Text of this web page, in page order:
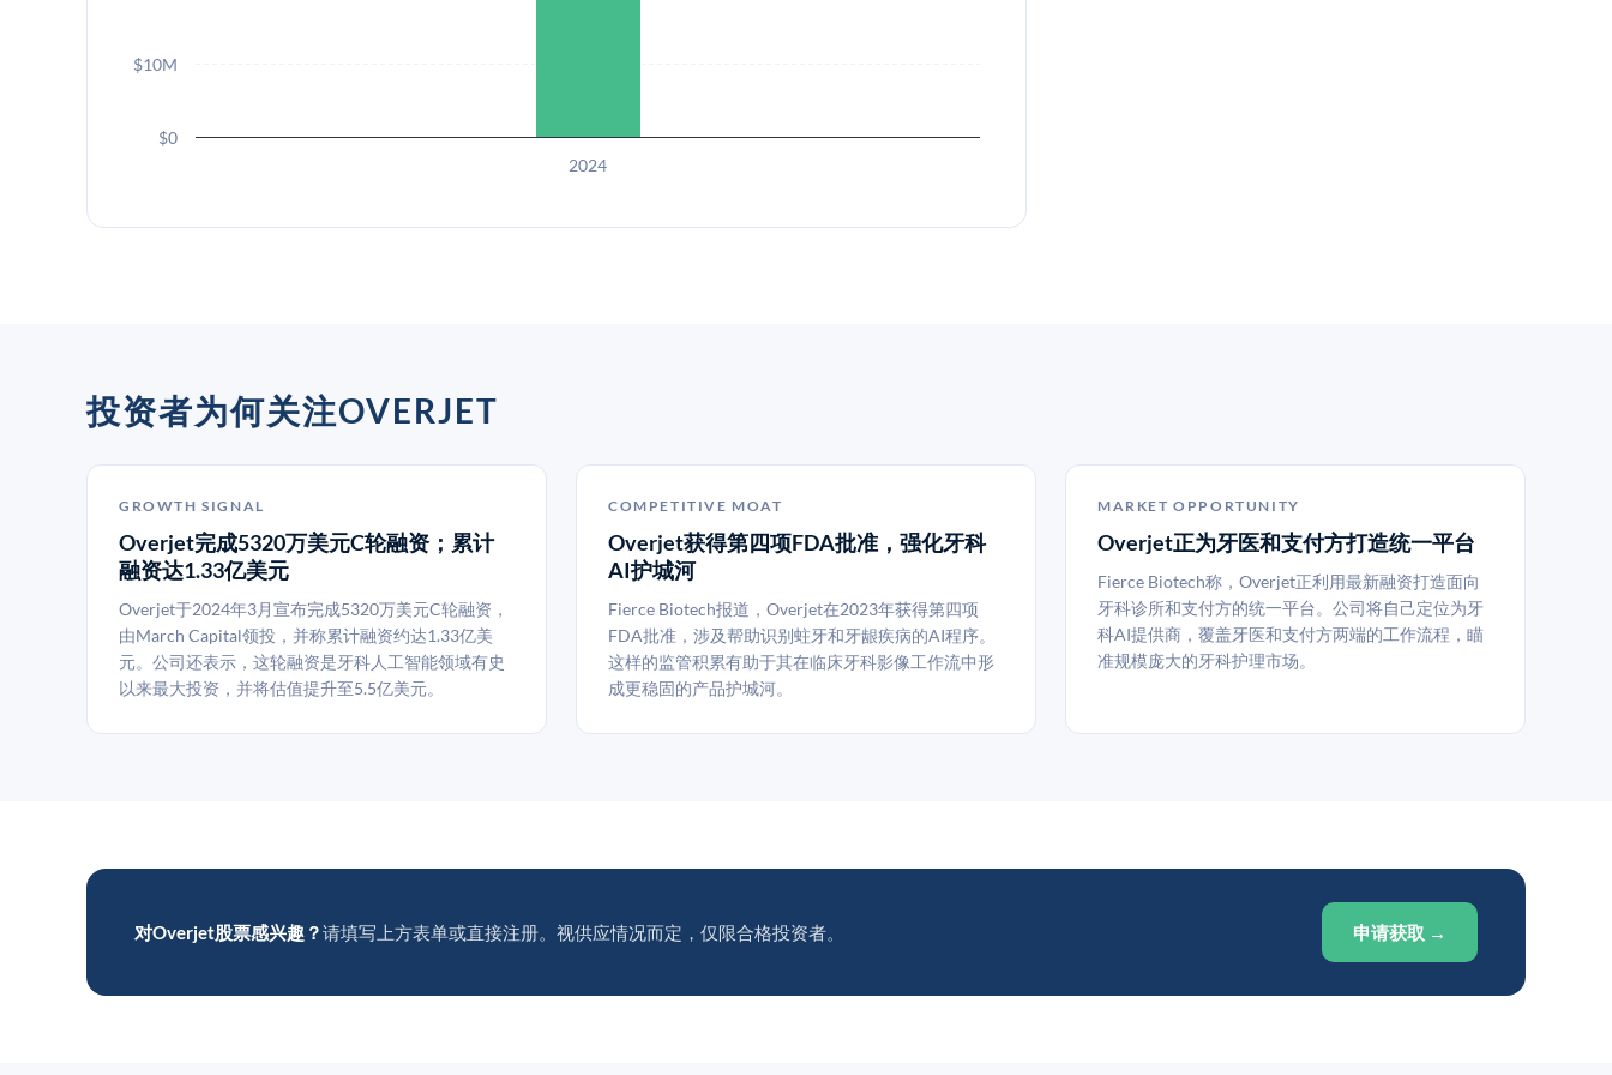
2024
$0
$10M
投资者为何关注OVERJET
GROWTH SIGNAL
Overjet完成5320万美元C轮融资；累计
融资达1.33亿美元
Overjet于2024年3月宣布完成5320万美元C轮融资，
由March Capital领投，并称累计融资约达1.33亿美
元。公司还表示，这轮融资是牙科人工智能领域有史
以来最大投资，并将估值提升至5.5亿美元。
COMPETITIVE MOAT
Overjet获得第四项FDA批准，强化牙科
AI护城河
Fierce Biotech报道，Overjet在2023年获得第四项
FDA批准，涉及帮助识别蛀牙和牙龈疾病的AI程序。
这样的监管积累有助于其在临床牙科影像工作流中形
成更稳固的产品护城河。
MARKET OPPORTUNITY
Overjet正为牙医和支付方打造统一平台
Fierce Biotech称，Overjet正利用最新融资打造面向
牙科诊所和支付方的统一平台。公司将自己定位为牙
科AI提供商，覆盖牙医和支付方两端的工作流程，瞄
准规模庞大的牙科护理市场。
对Overjet股票感兴趣？请填写上方表单或直接注册。视供应情况而定，仅限合格投资者。 申请获取 →